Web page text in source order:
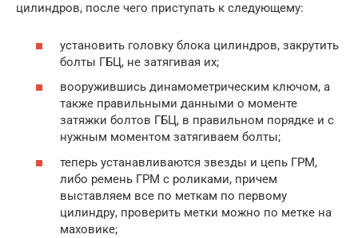
цилиндров, после чего приступать к следующему:
установить головку блока цилиндров, закрутить
болты ГБЦ, не затягивая их;
вооружившись динамометрическим ключом, а
также правильными данными о моменте
затяжки болтов ГБЦ, в правильном порядке и с
нужным моментом затягиваем болты;
теперь устанавливаются звезды и цепь ГРМ,
либо ремень ГРМ с роликами, причем
выставляем все по меткам по первому
цилиндру, проверить метки можно по метке на
маховике;